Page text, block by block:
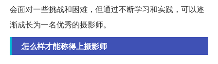
会面对一些挑战和困难，但通过不断学习和实践，可以逐
渐成长为一名优秀的摄影师。
怎么样才能称得上摄影师